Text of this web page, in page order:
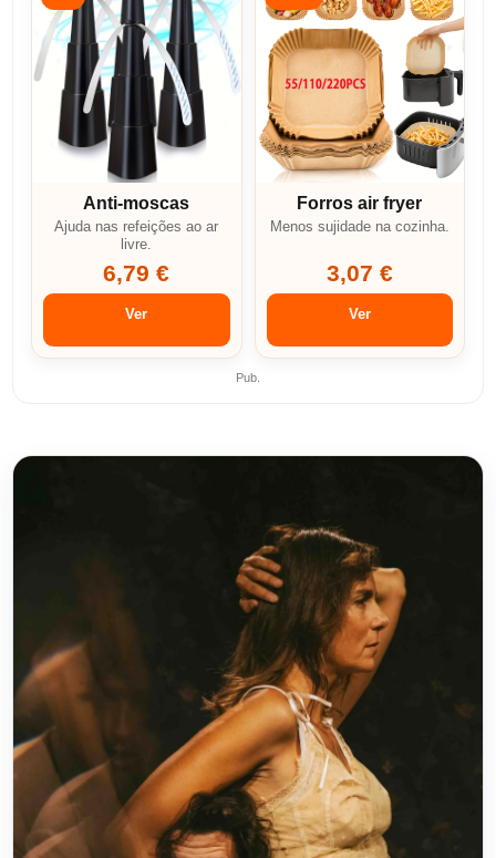
Anti-moscas
Ajuda nas refeições ao ar
livre.
6,79 €
Ver
Forros air fryer
Menos sujidade na cozinha.
3,07 €
Ver
Pub.